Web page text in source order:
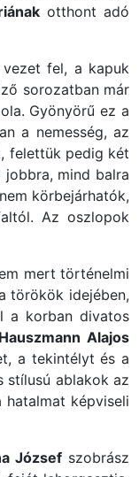
otthont adó
vezet fel, a kapuk
sorozatban már
Gyönyörű ez a
a nemesség, az
felettük pedig két
mind balra
körbejárhatók,
Az oszlopok
mert történelmi
törökök idejében,
a korban divatos
Hauszmann Alajos
a tekintélyt és a
stílusú ablakok az
képviseli
József szobrász